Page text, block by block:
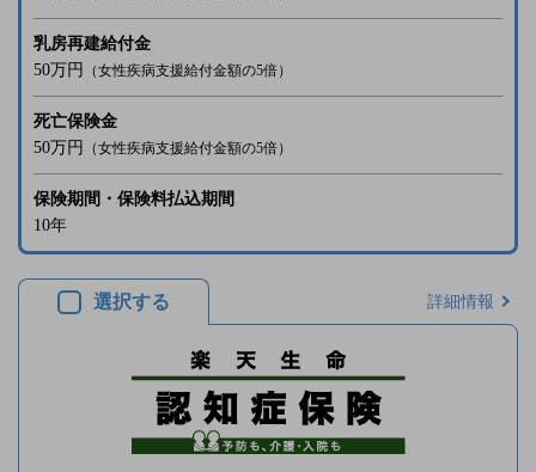
乳房再建給付金
50万円 （女性疾病支援給付金額の5倍）
死亡保険金
50万円 （女性疾病支援給付金額の5倍）
保険期間・保険料払込期間
10年
選択する 詳細情報